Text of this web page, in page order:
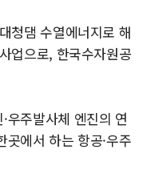
청댐 수열에너지로 해
업으로, 한국수자원공
우주발사체 엔진의 연
곳에서 하는 항공·우주